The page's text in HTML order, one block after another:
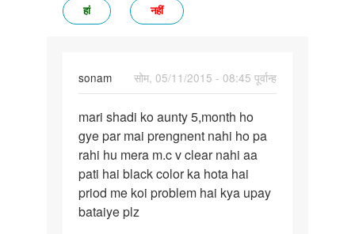
हां नहीं
sonam
सोम, 05/11/2015 - 08:45 पूर्वान्ह
mari
shadi
ko
aunty
5,month
mari shadi ko aunty 5,month ho
gye par mai prengnent nahi ho pa
rahi hu mera m.c v clear nahi aa
pati hai black color ka hota hai
priod me koi problem hai kya upay
bataiye plz